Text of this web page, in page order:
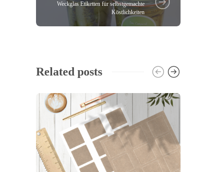
Weckglas Etiketten für selbstgemachte
Köstlichkeiten
Related posts